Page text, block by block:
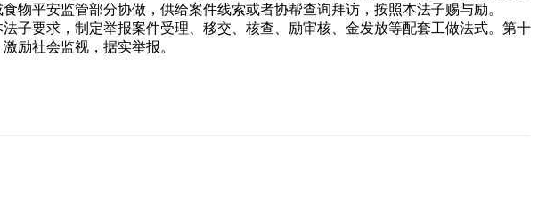
平安监管部分协做，供给案件线索或者协帮查询拜访，按照本法子赐与励。
子要求，制定举报案件受理、移交、核查、励审核、金发放等配套工做法式。第十
励社会监视，据实举报。